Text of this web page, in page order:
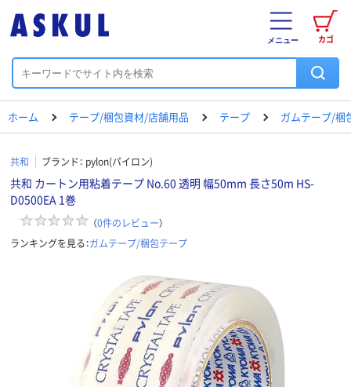
カゴ
メニュー
ホーム テープ/梱包資材/店舗用品 テープ ガムテープ/梱
共和 ブランド： pylon(パイロン)
共和 カートン用粘着テープ No.60 透明 幅50mm 長さ50m HS-
D0500EA 1巻
（0件のレビュー）
ランキングを見る：ガムテープ/梱包テープ